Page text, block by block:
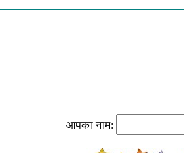
Hudba Šarišan-Pri Jarečku Fijalečka
आपका नाम: